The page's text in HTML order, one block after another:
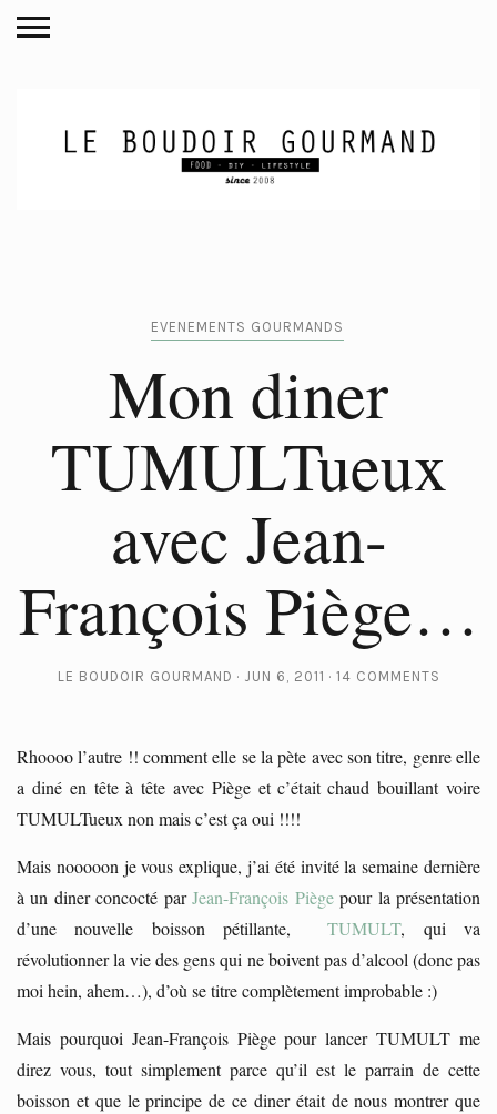
EVENEMENTS GOURMANDS
Mon diner
TUMULTueux
avec Jean-
François Piège…
LE BOUDOIR GOURMAND JUN 6, 2011 14 COMMENTS
Rhoooo l’autre !! comment elle se la pète avec son titre, genre elle
a diné en tête à tête avec Piège et c’était chaud bouillant voire
TUMULTueux non mais c’est ça oui !!!!
Mais nooooon je vous explique, j’ai été invité la semaine dernière
à un diner concocté parJean-François Piègepour la présentation
d’une nouvelle boisson pétillante,TUMULT, qui va
révolutionner la vie des gens qui ne boivent pas d’alcool (donc pas
moi hein, ahem…), d’où se titre complètement improbable :)
Mais pourquoi Jean-François Piège pour lancer TUMULT me
direz vous, tout simplement parce qu’il est le parrain de cette
boisson et que le principe de ce diner était de nous montrer que